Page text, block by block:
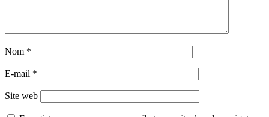
Nom *
E-mail *
Site web